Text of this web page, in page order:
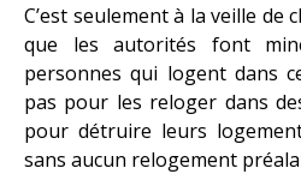
C’est seulement à la veille de
que les autorités font
personnes qui logent dans
pas pour les reloger dans
pour détruire leurs
sans aucun relogement